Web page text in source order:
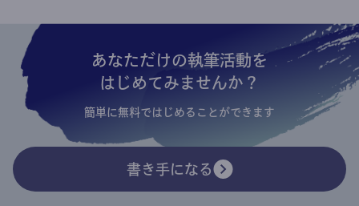
あなただけの執筆活動を
はじめてみませんか？
簡単に無料ではじめることができます
書き手になる